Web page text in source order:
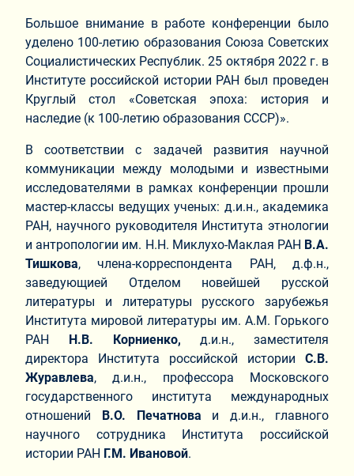
Большое внимание в работе конференции было
уделено 100-летию образования Союза Советских
Социалистических Республик. 25 октября 2022 г. в
Институте российской истории РАН был проведен
Круглый стол «Советская эпоха: история и
наследие (к 100-летию образования СССР)».
В соответствии с задачей развития научной
коммуникации между молодыми и известными
исследователями в рамках конференции прошли
мастер-классы ведущих ученых: д.и.н., академика
РАН, научного руководителя Института этнологии
и антропологии им. Н.Н. Миклухо-Маклая РАН В.А.
Тишкова, члена-корреспондента РАН, д.ф.н.,
заведующией Отделом новейшей русской
литературы и литературы русского зарубежья
Института мировой литературы им. А.М. Горького
РАН Н.В. Корниенко, д.и.н., заместителя
директора Института российской истории С.В.
Журавлева, д.и.н., профессора Московского
государственного института международных
отношений В.О. Печатнова и д.и.н., главного
научного сотрудника Института российской
истории РАН Г.М. Ивановой.